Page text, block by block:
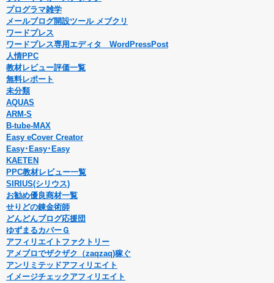
プログラマ雑学
メールブログ開設ツール メブクリ
ワードプレス
ワードプレス専用エディタ WordPressPost
人情PPC
教材レビュー評価一覧
無料レポート
未分類
AQUAS
ARM-S
B-tube-MAX
Easy eCover Creator
Easy･Easy･Easy
KAETEN
PPC教材レビュー一覧
SIRIUS(シリウス)
お勧め優良商材一覧
せりどの錬金術師
どんどんブログ応援団
ゆずまるカバーＧ
アフィリエイトファクトリー
アメブロでザクザク（zaqzaq)稼ぐ
アンリミテッドアフィリエイト
イメージチェックアフィリエイト